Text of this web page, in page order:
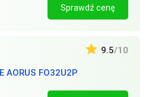
Sprawdź cenę
AORUS FO32U2P
9.5/10